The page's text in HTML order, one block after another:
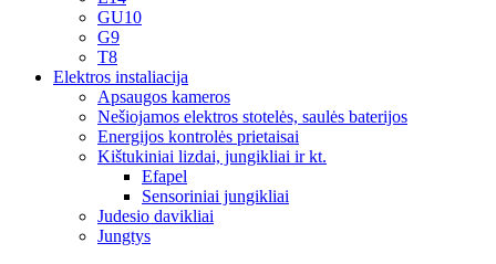
GU10
G9
T8
Elektros instaliacija
Apsaugos kameros
Nešiojamos elektros stotelės, saulės baterijos
Energijos kontrolės prietaisai
Kištukiniai lizdai, jungikliai ir kt.
Efapel
Sensoriniai jungikliai
Judesio davikliai
Jungtys